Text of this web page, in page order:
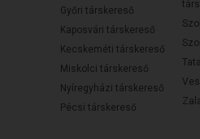
Győri társkereső
Kaposvári társkereső
Kecskeméti társkereső
Miskolci társkereső
Nyíregyházi társkereső
Pécsi társkereső